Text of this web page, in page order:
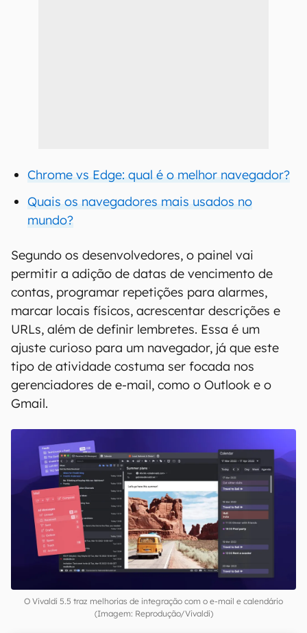
Chrome vs Edge: qual é o melhor navegador?
Quais os navegadores mais usados no
mundo?
Segundo os desenvolvedores, o painel vai
permitir a adição de datas de vencimento de
contas, programar repetições para alarmes,
marcar locais físicos, acrescentar descrições e
URLs, além de definir lembretes. Essa é um
ajuste curioso para um navegador, já que este
tipo de atividade costuma ser focada nos
gerenciadores de e-mail, como o Outlook e o
Gmail.
O Vivaldi 5.5 traz melhorias de integração com o e-mail e calendário
(Imagem: Reprodução/Vivaldi)